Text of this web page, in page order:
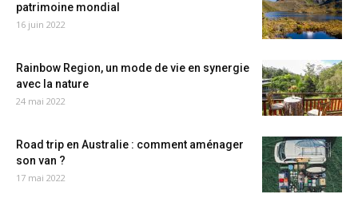
patrimoine mondial
16 juin 2022
Rainbow Region, un mode de vie en synergie
avec la nature
24 mai 2022
Road trip en Australie : comment aménager
son van ?
17 mai 2022